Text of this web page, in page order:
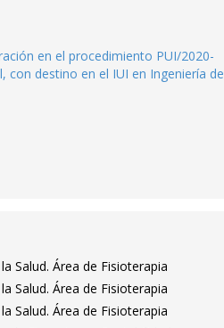
en el procedimiento PUI/2020-
destino en el IUI en Ingeniería de
Salud. Área de Fisioterapia
Salud. Área de Fisioterapia
Salud. Área de Fisioterapia